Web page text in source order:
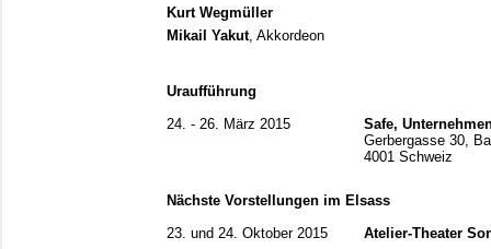
Kurt Wegmüller
Mikail Yakut, Akkordeon
Uraufführung
24. - 26. März 2015
Safe,
Gerbergasse 30,
4001 Schweiz
Nächste Vorstellungen im Elsass
23. und 24. Oktober 2015
Atelier-Theater